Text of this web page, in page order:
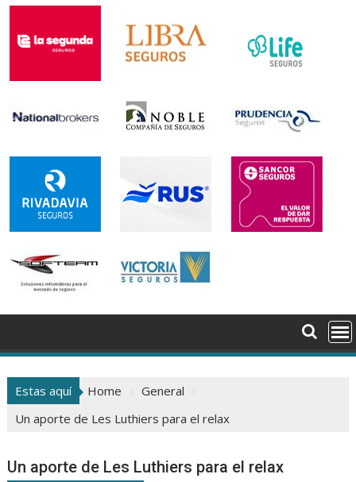
Estas aquí Home
General
Un aporte de Les Luthiers para el relax
Un aporte de Les Luthiers para el relax